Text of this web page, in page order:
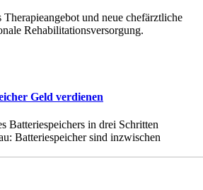
und neue chefärztliche
Rehabilitationsversorgung.
Geld verdienen
Batteriespeichers in drei Schritten
Batteriespeicher sind inzwischen